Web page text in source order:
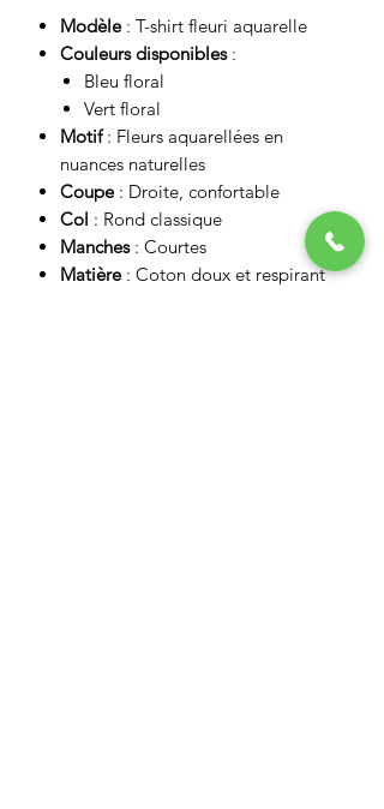
Modèle: T-shirt fleuri aquarelle
Couleurs disponibles:
Bleu floral
Vert floral
Motif: Fleurs aquarellées en
nuances naturelles
Coupe: Droite, confortable
Col : Rond classique
Manches: Courtes
Matière: Coton doux et respirant